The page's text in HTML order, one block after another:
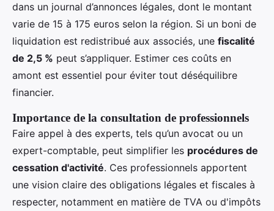
dans un journal d’annonces légales, dont le montant
varie de 15 à 175 euros selon la région. Si un boni de
liquidation est redistribué aux associés, une fiscalité
de 2,5 % peut s’appliquer. Estimer ces coûts en
amont est essentiel pour éviter tout déséquilibre
financier.
Importance de la consultation de professionnels
Faire appel à des experts, tels qu’un avocat ou un
expert-comptable, peut simplifier les procédures de
cessation d'activité. Ces professionnels apportent
une vision claire des obligations légales et fiscales à
respecter, notamment en matière de TVA ou d'impôts